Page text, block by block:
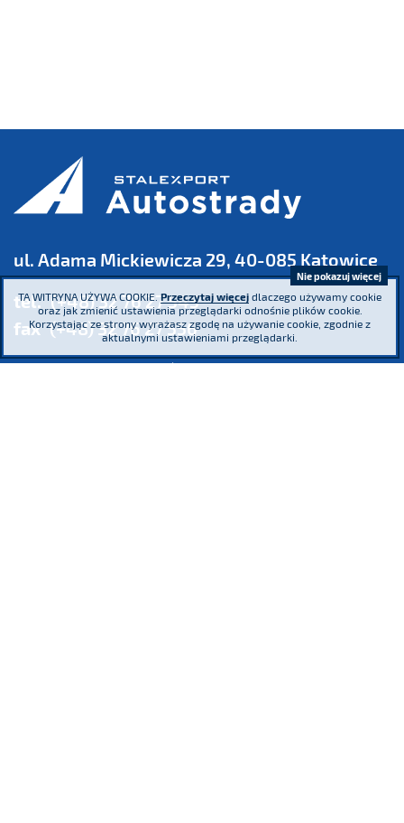
ul. Adama Mickiewicza 29, 40-085 Katowice
tel. (+48) 32 76 27 545
fax (+48) 32 76 27 556
Sąd Rejonowy Katowice - Wschód w Katowicach. Wydział VIII Gospodarczy
TA WITRYNA UŻYWA COOKIE.Przeczytaj więcej dlaczego używamy cookie
oraz jak zmienić ustawienia przeglądarki odnośnie plików cookie.
Korzystając ze strony wyrażasz zgodę na używanie cookie, zgodnie z
aktualnymi ustawieniami przeglądarki.
Nie pokazuj więcej